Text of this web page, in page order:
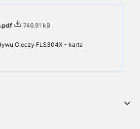
746.91 kB
Cieczy FLS304X - karta